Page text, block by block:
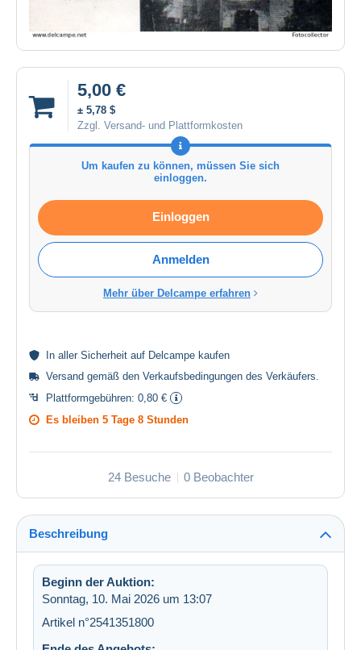
5,00 €
± 5,78 $
Zzgl. Versand- und Plattformkosten
Um kaufen zu können, müssen Sie sich
einloggen.
Einloggen
Anmelden
Mehr über Delcampe erfahren
In aller Sicherheit auf Delcampe kaufen
Versand gemäß den Verkaufsbedingungen des Verkäufers.
Plattformgebühren: 0,80 €
Es bleiben 5 Tage 8 Stunden
24 Besuche 0 Beobachter
Beschreibung
Beginn der Auktion:
Sonntag, 10. Mai 2026 um 13:07
Artikel n°2541351800